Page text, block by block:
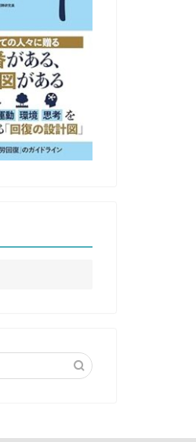
『立正大学体育会水泳部』にて
【セミナー開催】